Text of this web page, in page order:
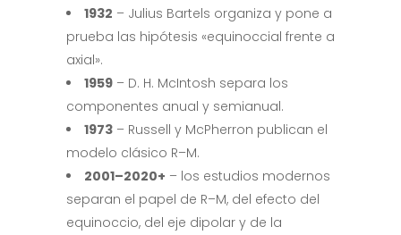
1932 – Julius Bartels organiza y pone a
prueba las hipótesis «equinoccial frente a
axial».
1959 – D. H. McIntosh separa los
componentes anual y semianual.
1973 – Russell y McPherron publican el
modelo clásico R–M.
2001–2020+ – los estudios modernos
separan el papel de R–M, del efecto del
equinoccio, del eje dipolar y de la